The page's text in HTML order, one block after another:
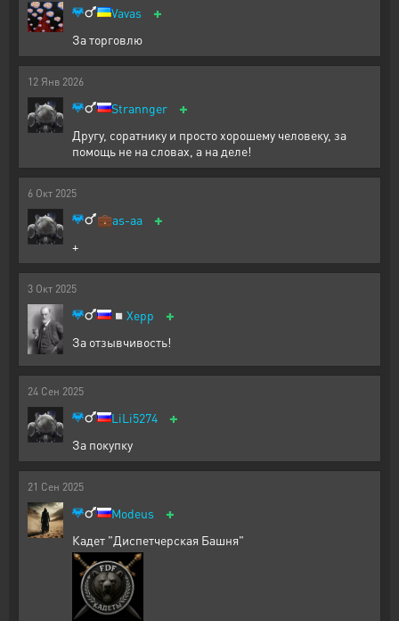
Vavas +
За торговлю
12 Янв 2026
Strannger +
Другу, соратнику и просто хорошему человеку, за
помощь не на словах, а на деле!
6 Окт 2025
💼as-aa +
+
3 Окт 2025
◽ Xepp +
За отзывчивость!
24 Сен 2025
LiLi5274 +
За покупку
21 Сен 2025
Modeus +
Кадет "Диспетчерская Башня"